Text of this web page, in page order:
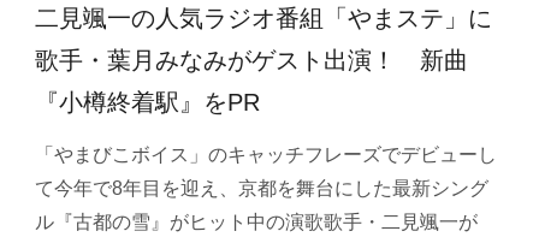
二見颯一の人気ラジオ番組「やまステ」に
歌手・葉月みなみがゲスト出演！ 新曲
『小樽終着駅』をPR
「やまびこボイス」のキャッチフレーズでデビューし
て今年で8年目を迎え、京都を舞台にした最新シング
ル『古都の雪』がヒット中の演歌歌手・二見颯一が